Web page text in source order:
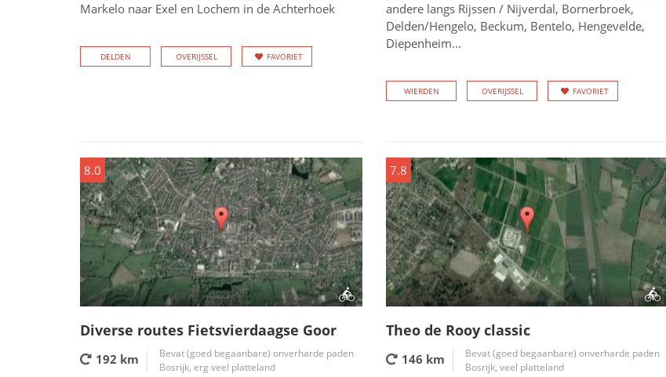
Markelo naar Exel en Lochem in de Achterhoek
DELDEN OVERIJSSEL FAVORIET
andere langs Rijssen / Nijverdal, Bornerbroek,
Delden/Hengelo, Beckum, Bentelo, Hengevelde,
Diepenheim...
WIERDEN OVERIJSSEL FAVORIET
8.0
Diverse routes Fietsvierdaagse Goor
192 km
Bevat (goed begaanbare) onverharde paden
Bosrijk, erg veel platteland
7.8
Theo de Rooy classic
146 km
Bevat (goed begaanbare) onverharde paden
Bosrijk, veel platteland